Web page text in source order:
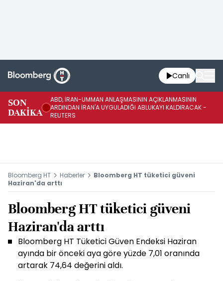
Canlı
SON
DAKİKA
ABD, İRAN-UMMAN ANLAŞMASININ AÇIKLANMASININ
ARDINDAN İRAN'A UYGULADIĞI ABLUKAYI KALDIRACAK -
REUTERS
Bloomberg HT Haberler
Bloomberg HT tüketici güveni
Haziran'da arttı
Bloomberg HT tüketici güveni
Haziran'da arttı
Bloomberg HT Tüketici Güven Endeksi Haziran
ayında bir önceki aya göre yüzde 7,01 oranında
artarak 74,64 değerini aldı.